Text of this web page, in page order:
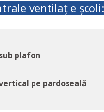
ventilație școli:
plafon
pe pardoseală